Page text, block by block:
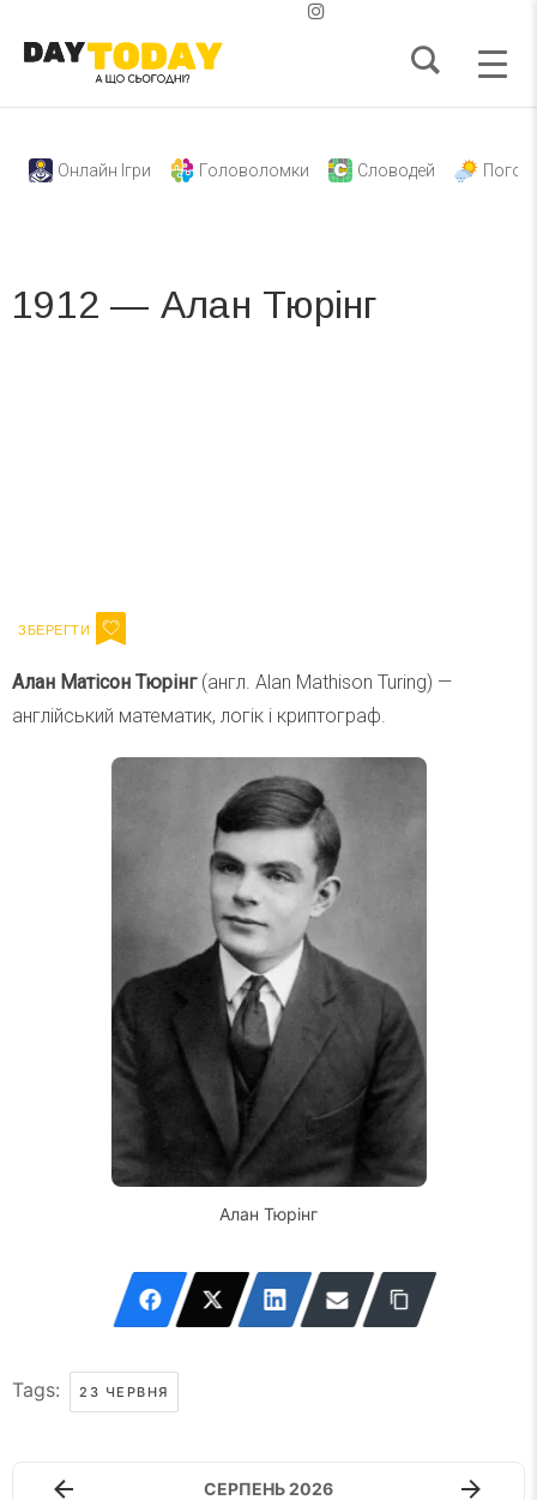
Онлайн Ігри Головоломки Словодей
1912 — Алан Тюрінг
Алан Матісон Тюрінг(англ. Alan Mathison Turing) —
англійський математик, логік і криптограф.
Алан Тюрінг
Tags: 23 ЧЕРВНЯ
СЕРПЕНЬ 2026